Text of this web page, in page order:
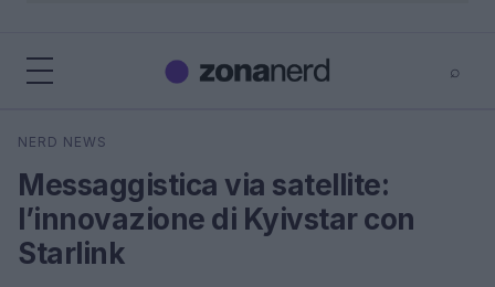
⌕
Cerca
NERD NEWS
Messaggistica via satellite:
l’innovazione di Kyivstar con
Starlink